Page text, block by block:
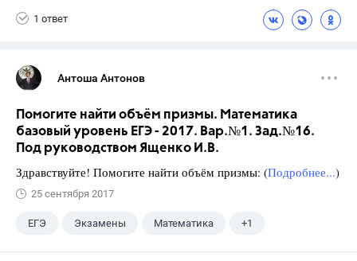
1 ответ
Антоша Антонов
Помогите найти объём призмы. Математика
базовый уровень ЕГЭ - 2017. Вар.№1. Зад.№16.
Под руководством Ященко И.В.
Здравствуйте! Помогите найти объём призмы: (Подробнее...)
25 сентября 2017
ЕГЭ Экзамены Математика +1